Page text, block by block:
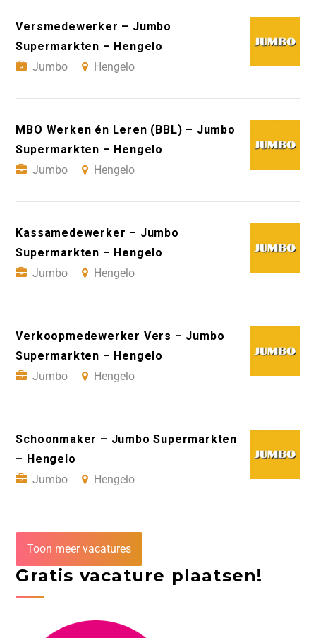
Versmedewerker – Jumbo
Supermarkten – Hengelo
Jumbo
Hengelo
MBO Werken én Leren (BBL) – Jumbo
Supermarkten – Hengelo
Jumbo
Hengelo
Kassamedewerker – Jumbo
Supermarkten – Hengelo
Jumbo
Hengelo
Verkoopmedewerker Vers – Jumbo
Supermarkten – Hengelo
Jumbo
Hengelo
Schoonmaker – Jumbo Supermarkten
– Hengelo
Jumbo
Hengelo
Toon meer vacatures
Gratis vacature plaatsen!